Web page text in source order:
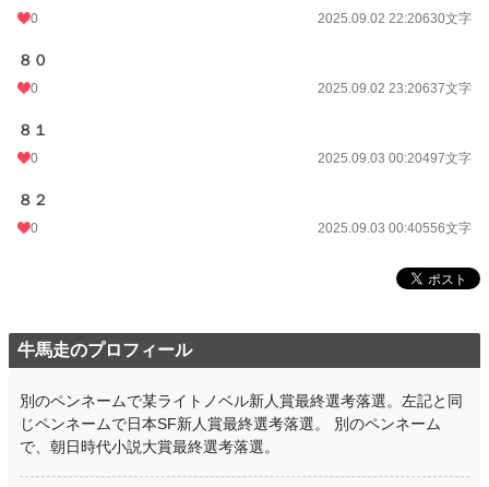
0 2025.09.02 22:20630文字
８０
0 2025.09.02 23:20637文字
８１
0 2025.09.03 00:20497文字
８２
0 2025.09.03 00:40556文字
牛馬走のプロフィール
別のペンネームで某ライトノベル新人賞最終選考落選。左記と同
じペンネームで日本SF新人賞最終選考落選。 別のペンネーム
で、朝日時代小説大賞最終選考落選。